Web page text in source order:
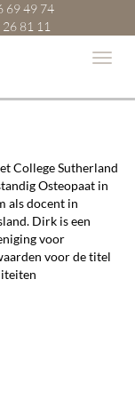
69 49 74
81 11
College Sutherland
Osteopaat in
als docent in
Dirk is een
voor
voor de titel